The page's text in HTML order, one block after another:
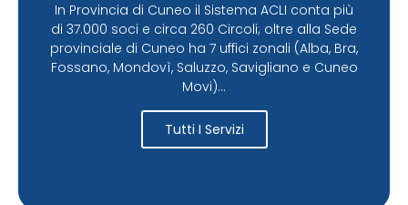
In Provincia di Cuneo il Sistema ACLI conta più
di 37.000 soci e circa 260 Circoli; oltre alla Sede
provinciale di Cuneo ha 7 uffici zonali (Alba, Bra,
Fossano, Mondovì, Saluzzo, Savigliano e Cuneo
Movi)...
Tutti I Servizi